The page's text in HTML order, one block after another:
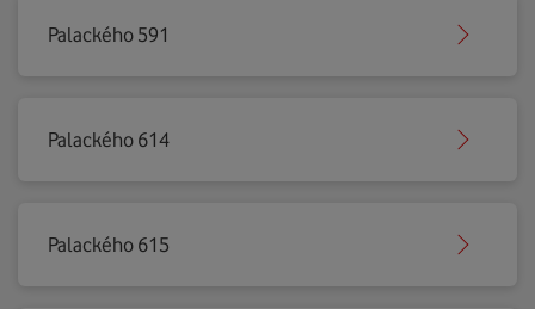
Palackého 591
Palackého 614
Palackého 615